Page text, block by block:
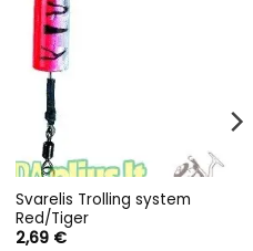
Svarelis Trolling system
Red/Tiger
2,69 €